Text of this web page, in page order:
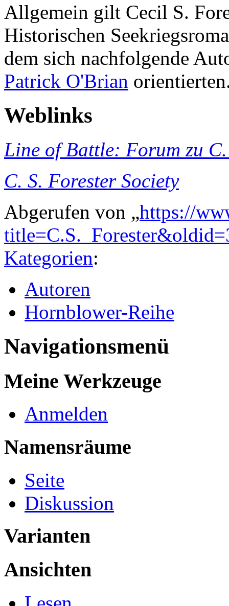
Allgemein gilt Cecil S.
Historischen
dem sich nachfolgende
Patrick O'Brian
Weblinks
Line of Battle: Forum zu
C. S. Forester Society
Abgerufen von „https://
Kategorien:
Autoren
Hornblower-Reihe
Navigationsmenü
Meine Werkzeuge
Anmelden
Namensräume
Seite
Diskussion
Varianten
Ansichten